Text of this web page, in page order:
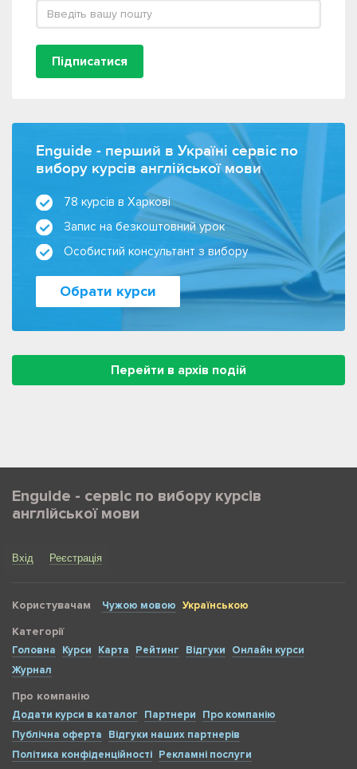
Підписатися
Enguide - перший в Україні сервіс по
вибору курсів англійської мови
78 курсів в Харкові
Запис на безкоштовний урок
Особистий консультант з вибору
Обрати курси
Перейти в архів подій
Enguide - сервіс по вибору курсів
англійської мови
Вхід Реєстрація
Користувачам Чужою мовою Українською
Категорії
Головна Курси Карта Рейтинг Відгуки
Онлайн курси
Журнал
Про компанію
Додати курси в каталог Партнери
Про компанію
Публічна оферта
Відгуки наших партнерів
Політика конфіденційності Рекламні послуги